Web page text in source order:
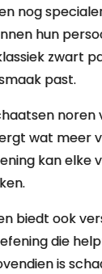
nog
hun
zwart
past.
wat meer
kan elke
biedt ook
die
is